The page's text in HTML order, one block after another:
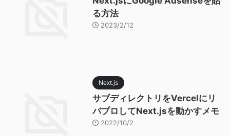
る方法
2023/2/12
Next.js
サブディレクトリをVercelにリ
バプロしてNext.jsを動かすメモ
2022/10/2